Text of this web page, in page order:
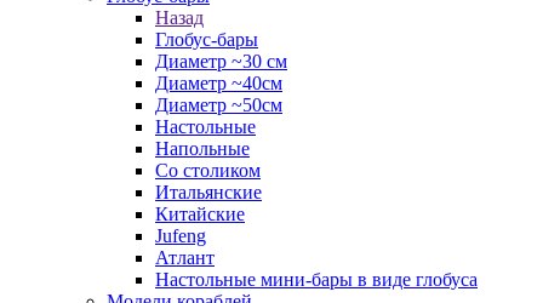
Назад
Глобус-бары
Диаметр ~30 см
Диаметр ~40см
Диаметр ~50см
Настольные
Напольные
Со столиком
Итальянские
Китайские
Jufeng
Атлант
Настольные мини-бары в виде глобуса